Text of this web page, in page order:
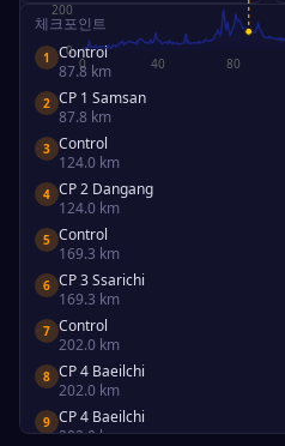
0 40 80
0
200
체크포인트
1
Control
87.8 km
2 CP 1 Samsan
87.8 km
3 Control
124.0 km
4 CP 2 Dangang
124.0 km
5 Control
169.3 km
6 CP 3 Ssarichi
169.3 km
7 Control
202.0 km
8 CP 4 Baeilchi
202.0 km
9 CP 4 Baeilchi
202.0km